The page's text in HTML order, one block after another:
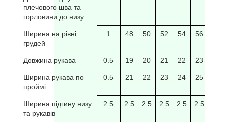
плечового шва та
горловини до низу.
Ширина на рівні
грудей
1 48 50 52 54 56
Довжина рукава 0.5 19 20 21 22 23
Ширина рукава по
проймі
0.5 21 22 23 24 25
Ширина підгину низу
та рукавів
2.5 2.5 2.5 2.5 2.5 2.5